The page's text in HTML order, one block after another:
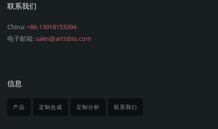
联系我们
China:+86-13918153394
电子邮箱:sales@artisbio.com
信息
产品 定制合成 定制分析 联系我们